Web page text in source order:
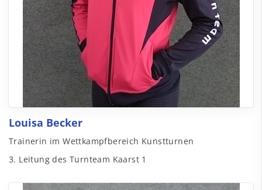
Louisa Becker
Trainerin im Wettkampfbereich Kunstturnen
3. Leitung des Turnteam Kaarst 1